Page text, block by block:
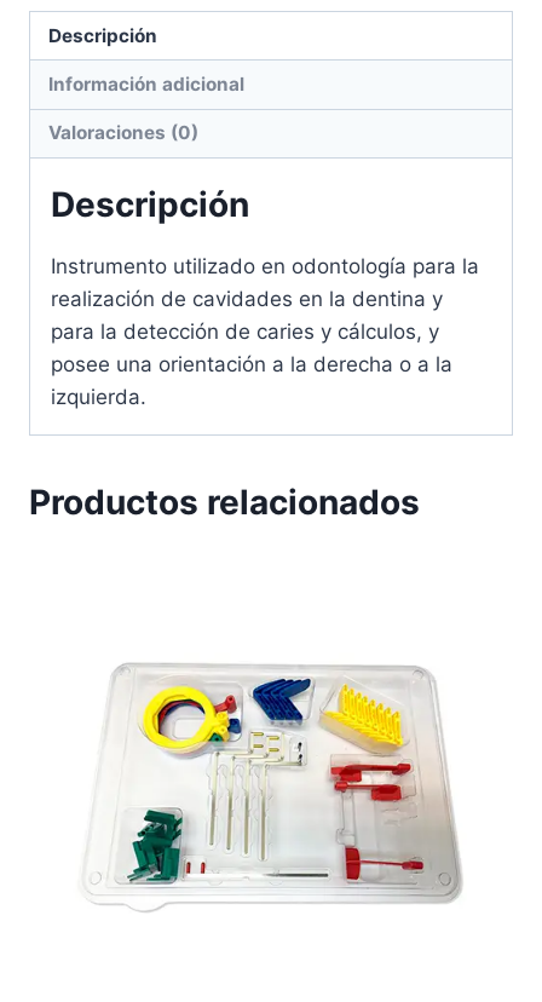
Descripción
Información adicional
Valoraciones (0)
Descripción
Instrumento utilizado en odontología para la
realización de cavidades en la dentina y
para la detección de caries y cálculos, y
posee una orientación a la derecha o a la
izquierda.
Productos relacionados